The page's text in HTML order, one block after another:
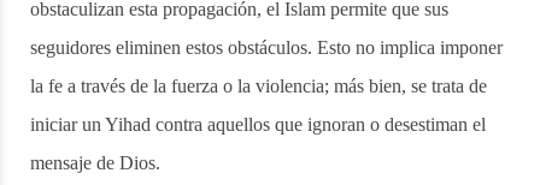
obstaculizan esta propagación, el Islam permite que sus
seguidores eliminen estos obstáculos. Esto no implica imponer
la fe a través de la fuerza o la violencia; más bien, se trata de
iniciar un Yihad contra aquellos que ignoran o desestiman el
mensaje de Dios.